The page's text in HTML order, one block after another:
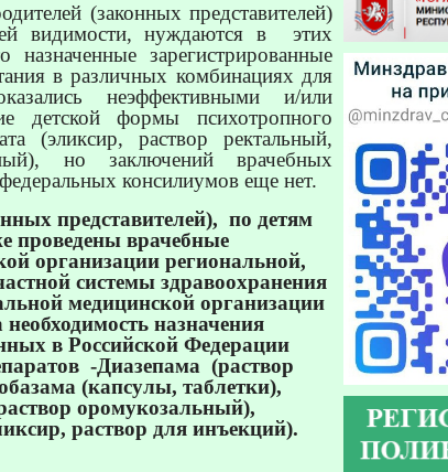
(законных представителей)
видимости, нуждаются в
этих
назначенные зарегистрированные
в различных комбинациях для
неэффективными и/или
детской формы психотропного
(эликсир, раствор ректальный,
но заключений врачебных
консилиумов еще нет.
представителей), по детям
проведены врачебные
организации региональной,
системы здравоохранения
медицинской организации
назначения
в Российской Федерации
-Диазепама (раствор
(капсулы, таблетки),
оромукозальный),
раствор для инъекций).